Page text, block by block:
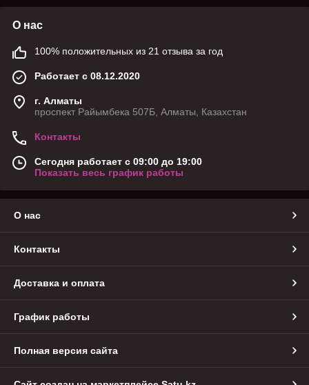
О нас
100% положительных из 21 отзыва за год
Работает с 08.12.2020
г. Алматы
проспект Райымбека 507Б, Алматы, Казахстан
Контакты
Сегодня работает с 09:00 до 19:00
Показать весь график работы
О нас
Контакты
Доставка и оплата
График работы
Полная версия сайта